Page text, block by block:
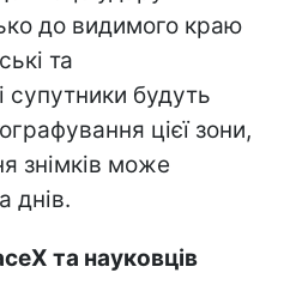
до видимого краю
та
супутники будуть
цієї зони,
знімків може
днів.
та науковців